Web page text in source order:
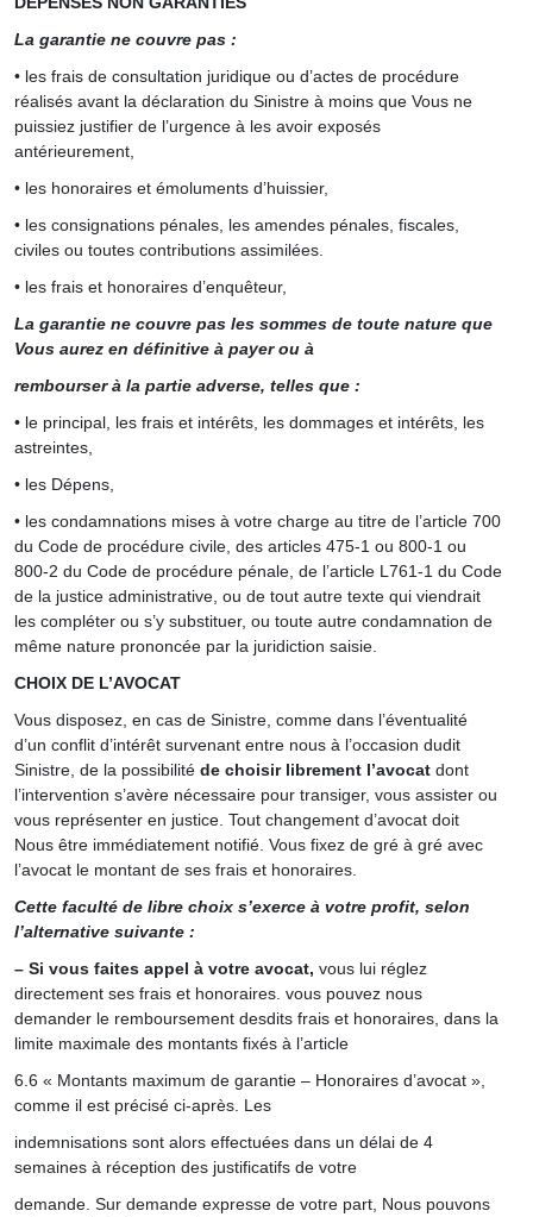
La garantie ne couvre pas :
• les frais de consultation juridique ou d’actes de procédure
réalisés avant la déclaration du Sinistre à moins que Vous ne
puissiez justifier de l’urgence à les avoir exposés
antérieurement,
• les honoraires et émoluments d’huissier,
• les consignations pénales, les amendes pénales, fiscales,
civiles ou toutes contributions assimilées.
• les frais et honoraires d’enquêteur,
La garantie ne couvre pas les sommes de toute nature que
Vous aurez en définitive à payer ou à
rembourser à la partie adverse, telles que :
• le principal, les frais et intérêts, les dommages et intérêts, les
astreintes,
• les Dépens,
• les condamnations mises à votre charge au titre de l’article 700
du Code de procédure civile, des articles 475-1 ou 800-1 ou
800-2 du Code de procédure pénale, de l’article L761-1 du Code
de la justice administrative, ou de tout autre texte qui viendrait
les compléter ou s’y substituer, ou toute autre condamnation de
même nature prononcée par la juridiction saisie.
CHOIX DE L’AVOCAT
Vous disposez, en cas de Sinistre, comme dans l’éventualité
d’un conflit d’intérêt survenant entre nous à l’occasion dudit
Sinistre, de la possibilité de choisir librement l’avocat dont
l’intervention s’avère nécessaire pour transiger, vous assister ou
vous représenter en justice. Tout changement d’avocat doit
Nous être immédiatement notifié. Vous fixez de gré à gré avec
l’avocat le montant de ses frais et honoraires.
Cette faculté de libre choix s’exerce à votre profit, selon
l’alternative suivante :
– Si vous faites appel à votre avocat, vous lui réglez
directement ses frais et honoraires. vous pouvez nous
demander le remboursement desdits frais et honoraires, dans la
limite maximale des montants fixés à l’article
6.6 « Montants maximum de garantie – Honoraires d’avocat »,
comme il est précisé ci-après. Les
indemnisations sont alors effectuées dans un délai de 4
semaines à réception des justificatifs de votre
demande. Sur demande expresse de votre part, Nous pouvons